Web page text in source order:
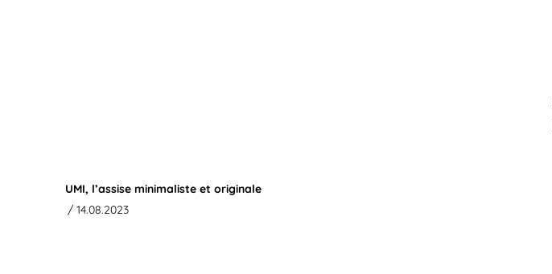
UMI, l’assise minimaliste et originale
/ 14.08.2023